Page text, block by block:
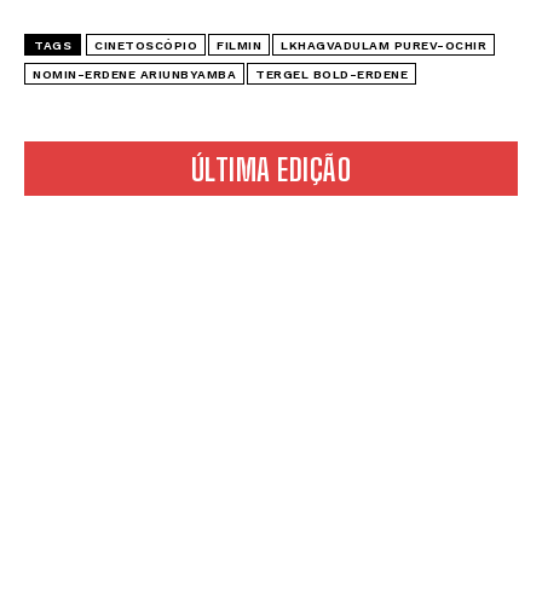
ÚLTIMA EDIÇÃO
TAGS CINETOSCÓPIO FILMIN LKHAGVADULAM PUREV-OCHIR
NOMIN-ERDENE ARIUNBYAMBA TERGEL BOLD-ERDENE